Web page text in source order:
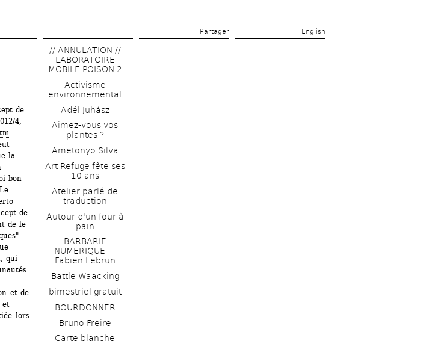
Partager English
de
4,
la
bon
de
de le
qui
et de
et
lors
// ANNULATION //
LABORATOIRE
MOBILE POISON 2
Activisme
environnemental
Adél Juhász
Aimez-vous vos
plantes ?
Ametonyo Silva
Art Refuge fête ses
10 ans
Atelier parlé de
traduction
Autour d'un four à
pain
BARBARIE
NUMERIQUE —
Fabien Lebrun
Battle Waacking
bimestriel gratuit
BOURDONNER
Bruno Freire
Carte blanche